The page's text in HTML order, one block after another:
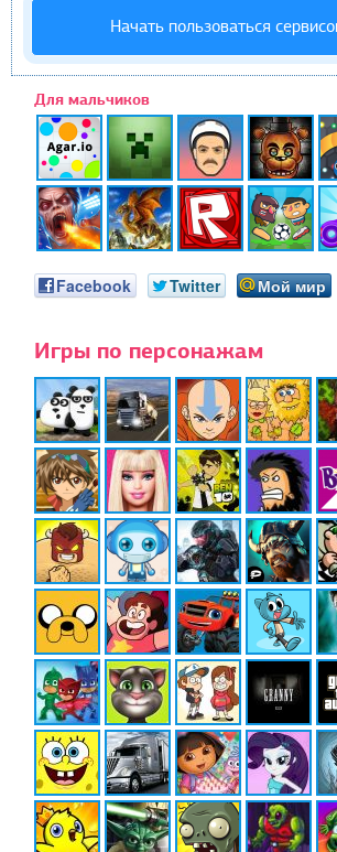
Начать пользоваться
Для мальчиков
Facebook Twitter Мой мир
Игры по персонажам